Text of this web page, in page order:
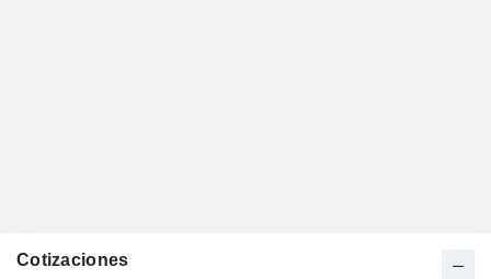
Cotizaciones